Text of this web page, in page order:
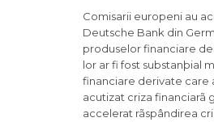
Comisarii europeni au
Deutsche Bank din
produselor financiare
lor ar fi fost substanþial
financiare derivate care
acutizat criza financiarã
accelerat rãspândirea